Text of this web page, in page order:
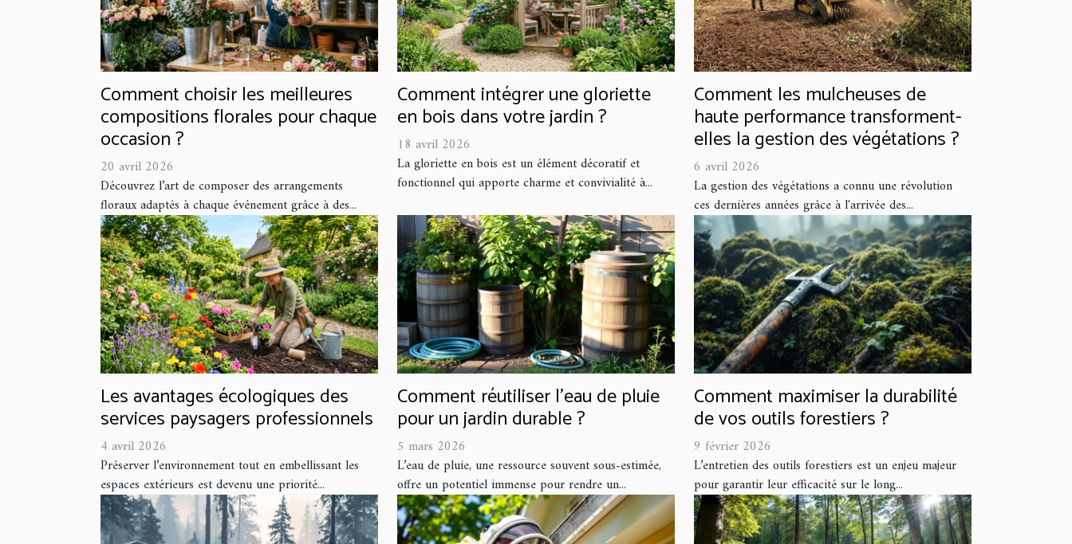
Comment choisir les meilleures
compositions florales pour chaque
occasion ?
20 avril 2026
Découvrez l’art de composer des arrangements
floraux adaptés à chaque événement grâce à des...
Comment intégrer une gloriette
en bois dans votre jardin ?
18 avril 2026
La gloriette en bois est un élément décoratif et
fonctionnel qui apporte charme et convivialité à...
Comment les mulcheuses de
haute performance transforment-
elles la gestion des végétations ?
6 avril 2026
La gestion des végétations a connu une révolution
ces dernières années grâce à l'arrivée des...
Les avantages écologiques des
services paysagers professionnels
4 avril 2026
Préserver l’environnement tout en embellissant les
espaces extérieurs est devenu une priorité...
Comment réutiliser l'eau de pluie
pour un jardin durable ?
5 mars 2026
L’eau de pluie, une ressource souvent sous-estimée,
offre un potentiel immense pour rendre un...
Comment maximiser la durabilité
de vos outils forestiers ?
9 février 2026
L’entretien des outils forestiers est un enjeu majeur
pour garantir leur efficacité sur le long...